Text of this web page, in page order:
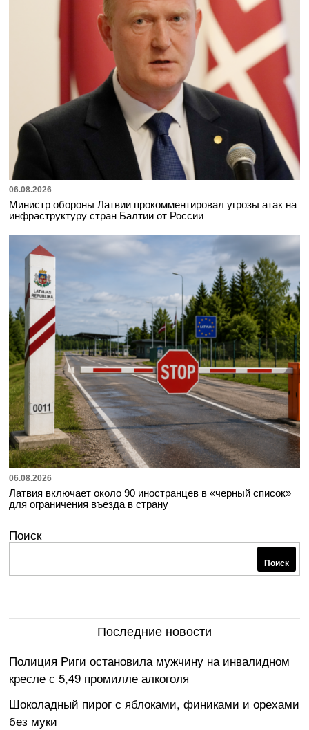
06.08.2026
Министр обороны Латвии прокомментировал угрозы атак на
инфраструктуру стран Балтии от России
06.08.2026
Латвия включает около 90 иностранцев в «черный список»
для ограничения въезда в страну
Поиск
Поиск
Последние новости
Полиция Риги остановила мужчину на инвалидном
кресле с 5,49 промилле алкоголя
Шоколадный пирог с яблоками, финиками и орехами
без муки